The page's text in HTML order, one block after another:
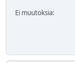
Ei muutoksia: